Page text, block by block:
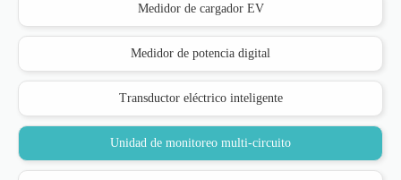
Medidor de cargador EV
Medidor de potencia digital
Transductor eléctrico inteligente
Unidad de monitoreo multi-circuito